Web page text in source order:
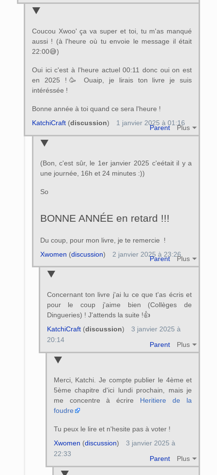
Coucou Xwoo' ça va super et toi, tu m'as manqué
aussi ! (à l'heure où tu envoie le message il était
22:00😅)
Oui ici c'est à l'heure actuel 00:11 donc oui on est
en 2025 !🥳 Ouaip, je lirais ton livre je suis
intéréssée !
Bonne année à toi quand ce sera l'heure !
Parent Plus
KatchiCraft(discussion) 1 janvier 2025 à 01:16
(Bon, c'est sûr, le 1er janvier 2025 c'eétait il y a
une journée, 16h et 24 minutes :))
So
BONNE ANNÉE en retard !!!
Du coup, pour mon livre, je te remercie !
Parent Plus
Xwomen (discussion) 2 janvier 2025 à 23:26
Concernant ton livre j'ai lu ce que t'as écris et
pour le coup j'aime bien (Collèges de
Dingueries) ! J'attends la suite !👍
Parent Plus
KatchiCraft(discussion)
3 janvier 2025 à
20:14
Merci, Katchi. Je compte publier le 4ème et
5ème chapitre d'ici lundi prochain, mais je
me concentre à écrire Heritiere de la
foudre
Tu peux le lire et n'hesite pas à voter !
Parent Plus
Xwomen (discussion)
3 janvier 2025 à
22:33